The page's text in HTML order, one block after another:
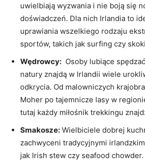
uwielbiają wyzwania i nie boją‍ się
doświadczeń.‌ Dla nich Irlandia to
uprawiania wszelkiego rodzaju‌
sportów, takich ⁢jak ‌surfing⁤ czy
Wędrowcy:
Osoby lubiące
natury znajdą w Irlandii wiele⁣
odkrycia.​ Od⁢ malowniczych​
Moher po tajemnicze⁣ lasy w
tutaj każdy ‌miłośnik⁢ trekkingu
Smakosze: ‍Wielbiciele dobrej
zachwyceni tradycyjnymi
jak Irish​ stew czy seafood